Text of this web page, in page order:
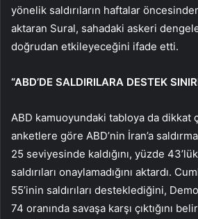
yönelik saldırıların haftalar
aktaran Sural, sahadaki askeri
doğrudan etkileyeceğini ifade etti.
“ABD’DE SALDIRILARA DESTEK
ABD kamuoyundaki tabloya da dikkat
anketlere göre ABD’nin İran’a
25 seviyesinde kaldığını, yüzde
saldırıları onaylamadığını aktardı.
55’inin saldırıları desteklediğini,
74 oranında savaşa karşı çıktığını